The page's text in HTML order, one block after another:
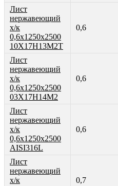
Лист
нержавеющий
х/к
0,6х1250х2500
10Х17Н13М2Т
0,6
Лист
нержавеющий
х/к
0,6х1250х2500
03Х17Н14М2
0,6
Лист
нержавеющий
х/к
0,6х1250х2500
AISI316L
0,6
Лист
нержавеющий
х/к
0,7